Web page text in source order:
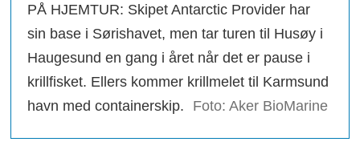
PÅ HJEMTUR: Skipet Antarctic Provider har
sin base i Sørishavet, men tar turen til Husøy i
Haugesund en gang i året når det er pause i
krillfisket. Ellers kommer krillmelet til Karmsund
havn med containerskip.
Foto: Aker BioMarine